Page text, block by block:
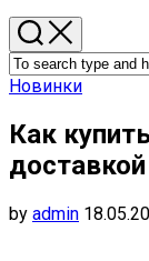
Новинки
Как
by admin